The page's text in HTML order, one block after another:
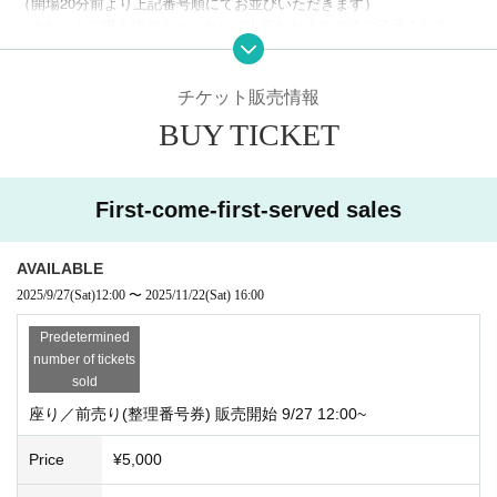
http://www.hadashino-ongakusha.jp/
チケット販売情報
BUY TICKET
First-come-first-served sales
AVAILABLE
2025/9/27(Sat)12:00 〜 2025/11/22(Sat) 16:00
Predetermined
number of tickets
sold
座り／前売り(整理番号券) 販売開始 9/27 12:00~
Price ¥5,000